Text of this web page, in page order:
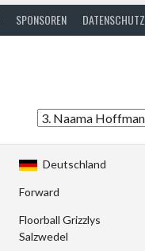
SPONSOREN DATENSCHUTZ
Deutschland
Forward
Floorball Grizzlys
Salzwedel